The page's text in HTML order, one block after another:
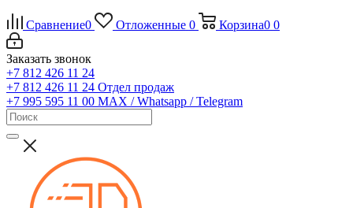
Сравнение0 Отложенные 0 Корзина0 0
Заказать звонок
+7 812 426 11 24
+7 812 426 11 24 Отдел продаж
+7 995 595 11 00 MAX / Whatsapp / Telegram